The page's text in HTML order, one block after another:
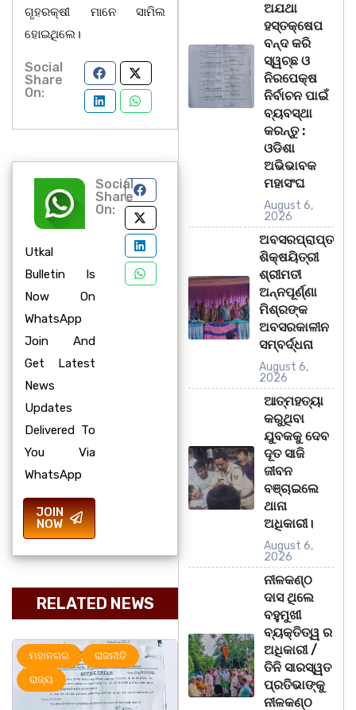
ଗୃହରକ୍ଷୀ ମାନେ ସାମିଲ
ହୋଇଥିଲେ।
Social
Share
On:
Utkal
Bulletin Is
Now On
WhatsApp
Join And
Get Latest
News
Updates
Delivered To
You Via
WhatsApp
JOIN
NOW
Social
Share
On:
RELATED NEWS
ରାଜନୀତି ରାଜ୍ୟ
ଅଯଥା
ହସ୍ତକ୍ଷେପ
ବନ୍ଦ କରି
ସ୍ୱଚ୍ଛ ଓ
ନିରପେକ୍ଷ
ନିର୍ବାଚନ ପାଇଁ
ବ୍ୟବସ୍ଥା
କରନ୍ତୁ :
ଓଡିଶା
ଅଭିଭାବକ
ମହାସଂଘ
August 6,
2026
ଅବସରପ୍ରାପ୍ତ
ଶିକ୍ଷୟିତ୍ରୀ
ଶ୍ରୀମତୀ
ଅନ୍ନପୂର୍ଣ୍ଣା
ମିଶ୍ରଙ୍କ
ଅବସରକାଳୀନ
ସମ୍ବର୍ଦ୍ଧନା
August 6,
2026
ଆତ୍ମହତ୍ୟା
କରୁଥିବା
ଯୁବକକୁ ଦେବ
ଦୂତ ସାଜି
ଜୀବନ
ବଞ୍ଚାଇଲେ
ଥାନା
ଅଧିକାରୀ।
August 6,
2026
ନୀଳକଣ୍ଠ
ଦାସ ଥିଲେ
ବହୁମୁଖୀ
ବ୍ୟକ୍ତିତ୍ୱ ର
ଅଧିକାରୀ /
ତିନି ସାରସ୍ୱତ
ପ୍ରତିଭାଙ୍କୁ
ନୀଳକଣ୍ଠ